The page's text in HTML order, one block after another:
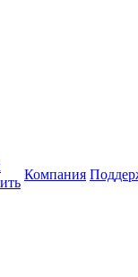
Компания